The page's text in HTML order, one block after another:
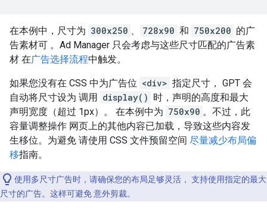
在本例中，尺寸为 300x250 、 728x90 和 750x200 的广
告素材可 。Ad Manager 只会考虑与这些尺寸匹配的广告素
材 在广告选择流程中触发。
如果您没有在 CSS 中为广告位 <div> 指定尺寸， GPT 会
自动将尺寸设为 调用 display() 时，声明的高度和最大
声明宽度（超过 1px）。 在本例中为 750x90 。不过，此
容量调整操作 网页上的其他内容已加载，导致这些内容发
生移位。为避免 请使用 CSS 文件预留空间 尽量减少布局偏
移指南。
使用多尺寸广告时，请确保您的布局足够灵活， 支持使用指定的最大
尺寸的广告。这样可避免 意外剪裁。